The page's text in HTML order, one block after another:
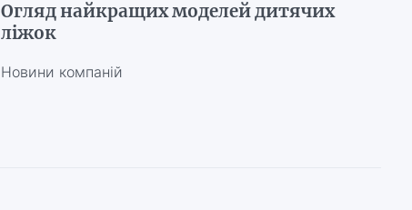
Огляд найкращих моделей дитячих
ліжок
Новини компаній